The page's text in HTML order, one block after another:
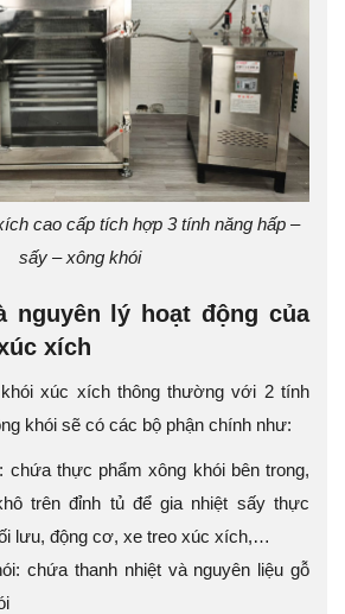
cao cấp tích hợp 3 tính năng hấp –
sấy – xông khói
nguyên lý hoạt động của
xích
xúc xích thông thường với 2 tính
khói sẽ có các bộ phận chính như:
chứa thực phẩm xông khói bên trong,
trên đỉnh tủ để gia nhiệt sấy thực
lưu, động cơ, xe treo xúc xích,…
chứa thanh nhiệt và nguyên liệu gỗ